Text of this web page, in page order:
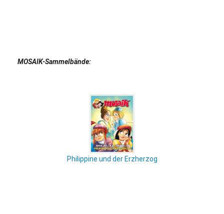
MOSAIK-Sammelbände:
Philippine und der Erzherzog